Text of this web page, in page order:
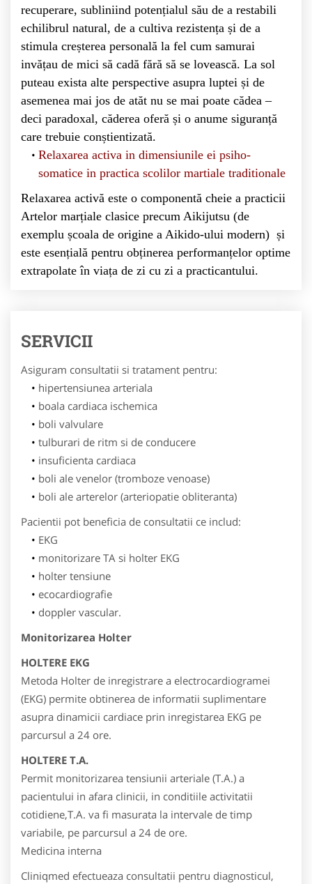
recuperare, subliniind potențialul său de a restabili
echilibrul natural, de a cultiva rezistența și de a
stimula creșterea personală la fel cum samurai
invățau de mici să cadă fără să se lovească. La sol
puteau exista alte perspective asupra luptei și de
asemenea mai jos de atăt nu se mai poate cădea –
deci paradoxal, căderea oferă și o anume siguranță
care trebuie conștientizată.
Relaxarea activa in dimensiunile ei psiho-
somatice in practica scolilor martiale traditionale
Relaxarea activă este o componentă cheie a practicii
Artelor marțiale clasice precum Aikijutsu (de
exemplu școala de origine a Aikido-ului modern) și
este esențială pentru obținerea performanțelor optime
extrapolate în viața de zi cu zi a practicantului.
SERVICII
Asiguram consultatii si tratament pentru:
hipertensiunea arteriala
boala cardiaca ischemica
boli valvulare
tulburari de ritm si de conducere
insuficienta cardiaca
boli ale venelor (tromboze venoase)
boli ale arterelor (arteriopatie obliteranta)
Pacientii pot beneficia de consultatii ce includ:
EKG
monitorizare TA si holter EKG
holter tensiune
ecocardiografie
doppler vascular.
Monitorizarea Holter
HOLTERE EKG
Metoda Holter de inregistrare a electrocardiogramei
(EKG) permite obtinerea de informatii suplimentare
asupra dinamicii cardiace prin inregistarea EKG pe
parcursul a 24 ore.
HOLTERE T.A.
Permit monitorizarea tensiunii arteriale (T.A.) a
pacientului in afara clinicii, in conditiile activitatii
cotidiene,T.A. va fi masurata la intervale de timp
variabile, pe parcursul a 24 de ore.
Medicina interna
Cliniqmed efectueaza consultatii pentru diagnosticul,